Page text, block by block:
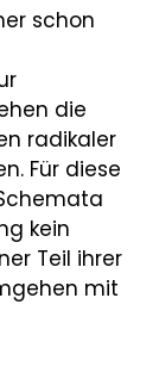
schon
die
radikaler
Für diese
kein
Teil ihrer
mit